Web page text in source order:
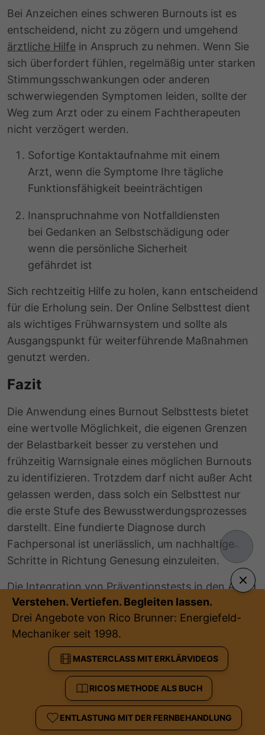
Bei Anzeichen eines schweren Burnouts ist es
entscheidend, nicht zu zögern und umgehend
ärztliche Hilfe in Anspruch zu nehmen. Wenn Sie
sich überfordert fühlen, regelmäßig unter starken
Stimmungsschwankungen oder anderen
schwerwiegenden Symptomen leiden, sollte der
Weg zum Arzt oder zu einem Fachtherapeuten
nicht verzögert werden.
Sofortige Kontaktaufnahme mit einem
Arzt, wenn die Symptome Ihre tägliche
Funktionsfähigkeit beeinträchtigen
Inanspruchnahme von Notfalldiensten
bei Gedanken an Selbstschädigung oder
wenn die persönliche Sicherheit
gefährdet ist
Sich rechtzeitig Hilfe zu holen, kann entscheidend
für die Erholung sein. Der Online Selbsttest dient
als wichtiges Frühwarnsystem und sollte als
Ausgangspunkt für weiterführende Maßnahmen
genutzt werden.
Fazit
Die Anwendung eines Burnout Selbsttests bietet
eine wertvolle Möglichkeit, die eigenen Grenzen
der Belastbarkeit besser zu verstehen und
frühzeitig Warnsignale eines möglichen Burnouts
zu identifizieren. Trotzdem darf nicht außer Acht
gelassen werden, dass solch ein Selbsttest nur
die erste Stufe des Bewusstwerdungsprozesses
darstellt. Eine fundierte Diagnose durch
Fachpersonal ist unerlässlich, um nachhaltige
Schritte in Richtung Genesung einzuleiten.
Die Integration von Präventionstests in den Alltag
kann das Bewusstsein für die eigene psychische
Gesundheit schärfen und dabei helfen,
potenzielle Stressoren frühzeitig zu erkennen.
Darüber hinaus sollte großen Wert auf
Stressbewältigungstest gelegt werden, um
individuell abgestimmte Strategien zur
Stressbewältigung zu entwickeln, die sowohl im
Berufs- als auch im Privatleben zu einer
Verstehen. Vertiefen. Begleiten lassen.
Drei Angebote von Rico Brunner: Energiefeld-
Mechaniker seit 1998.
MASTERCLASS MIT ERKLÄRVIDEOS
RICOS METHODE ALS BUCH
ENTLASTUNG MIT DER FERNBEHANDLUNG